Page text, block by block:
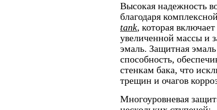
Высокая надежность
благодаря
tank, которая
увеличенной массы и
эмаль. Защитная
способность,
стенкам бака, что
трещин и очагов
Многоуровневая